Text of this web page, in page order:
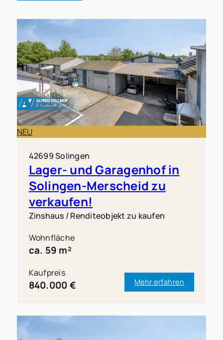
NEU
42699 Solingen
Lager- und Garagenhof in
Solingen-Merscheid zu
verkaufen!
Zinshaus / Renditeobjekt zu kaufen
Wohnfläche
ca. 59 m²
Kaufpreis
840.000 € Mehr erfahren